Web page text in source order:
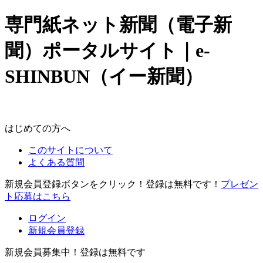
専門紙ネット新聞（電子新
聞）ポータルサイト｜e-
SHINBUN（イー新聞）
はじめての方へ
このサイトについて
よくある質問
新規会員登録ボタンをクリック！登録は無料です！ プレゼン
ト応募はこちら
ログイン
新規会員登録
新規会員募集中！登録は無料です